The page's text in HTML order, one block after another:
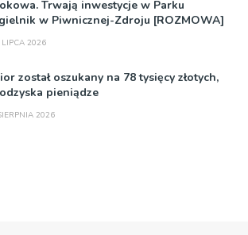
Trwają inwestycje w Parku
w Piwnicznej-Zdroju [ROZMOWA]
2026
został oszukany na 78 tysięcy złotych,
pieniądze
2026